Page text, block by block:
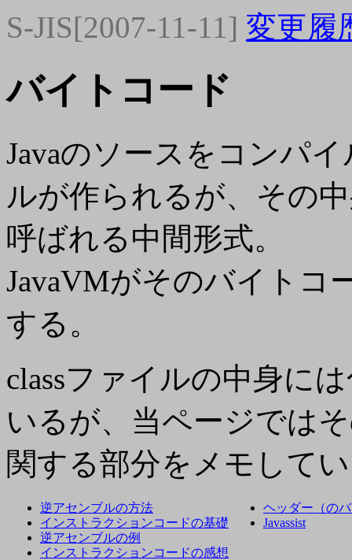
S-JIS[2007-11-11] 変更履
バイトコード
Javaのソースをコンパ
ルが作られるが、その
呼ばれる中間形式。
JavaVMがそのバイトコ
する。
classファイルの中身に
いるが、当ページでは
関する部分をメモして
逆アセンブルの方法
インストラクションコードの基礎
逆アセンブルの例
インストラクションコードの感想
ヘッダー（の
Javassist